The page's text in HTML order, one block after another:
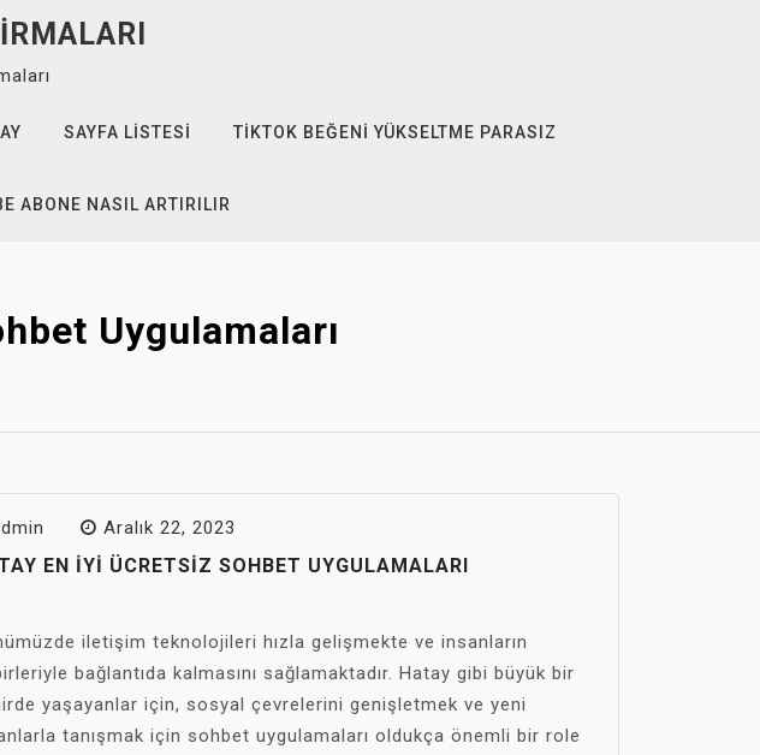
SAYFA LISTESI TIKTOK BEĞENI YÜKSELTME PARASIZ
ABONE NASIL ARTIRILIR
Uygulamaları
Aralık 22, 2023
EN İYI ÜCRETSIZ SOHBET UYGULAMALARI
iletişim teknolojileri hızla gelişmekte ve insanların
bağlantıda kalmasını sağlamaktadır. Hatay gibi büyük bir
yaşayanlar için, sosyal çevrelerini genişletmek ve yeni
tanışmak için sohbet uygulamaları oldukça önemli bir role